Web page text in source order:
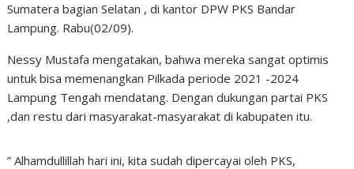
Sumatera bagian Selatan , di kantor DPW PKS Bandar
Lampung. Rabu(02/09).
Nessy Mustafa mengatakan, bahwa mereka sangat optimis
untuk bisa memenangkan Pilkada periode 2021 -2024
Lampung Tengah mendatang. Dengan dukungan partai PKS
,dan restu dari masyarakat-masyarakat di kabupaten itu.
” Alhamdullillah hari ini, kita sudah dipercayai oleh PKS,